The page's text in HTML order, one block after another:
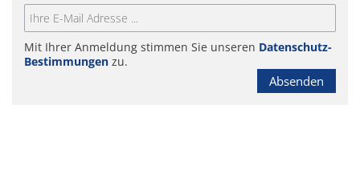
Mit Ihrer Anmeldung stimmen Sie unseren Datenschutz-
Bestimmungen zu.
Absenden